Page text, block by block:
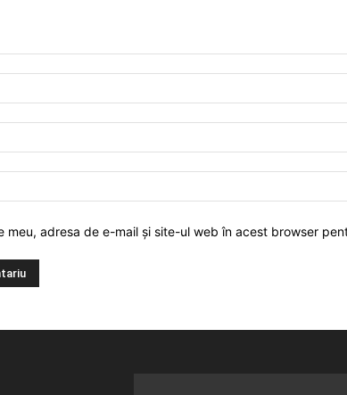
meu, adresa de e-mail și site-ul web în acest browser